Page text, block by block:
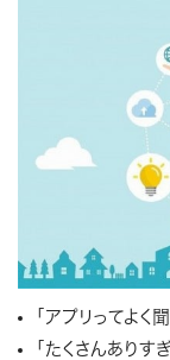
「アプリってよく
「たくさんありす